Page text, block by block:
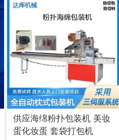
供应海绵粉扑包装机 美妆
蛋化妆蛋 套袋打包机